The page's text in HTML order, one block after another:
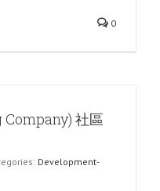
0
Company) 社區
Development-